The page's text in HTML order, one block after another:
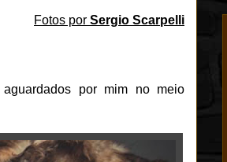
Fotos por Sergio Scarpelli
por mim no meio